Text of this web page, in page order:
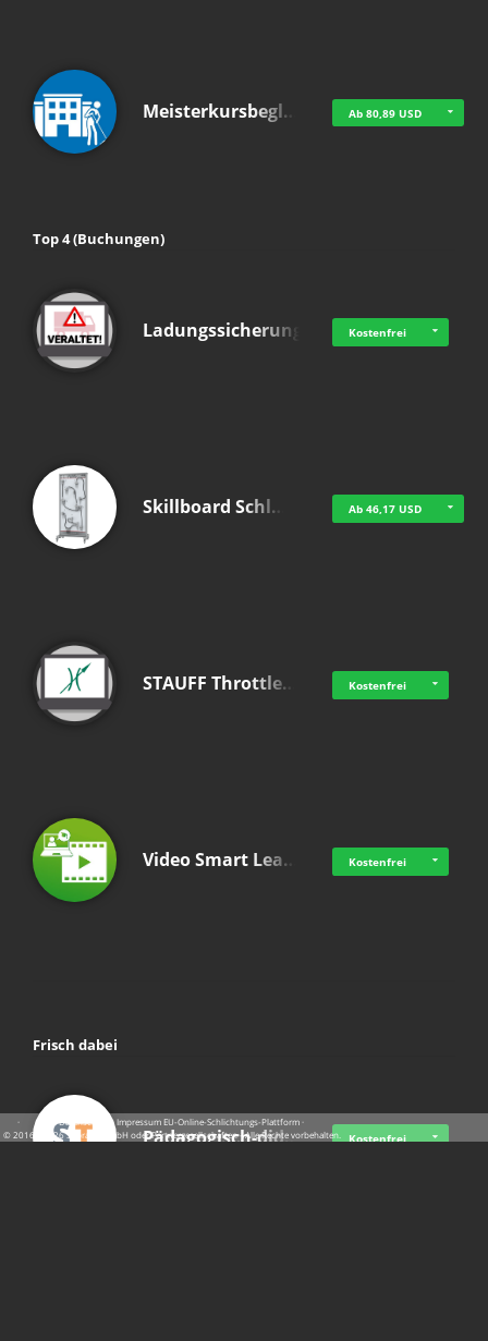
Meisterkursbegl… Ab 80,89 USD
Top 4 (Buchungen)
Ladungssicherung Kostenfrei
Skillboard Schl… Ab 46,17 USD
STAUFF Throttle… Kostenfrei
Video Smart Lea… Kostenfrei
Frisch dabei
Pädagogisch-did… Kostenfrei
· · ·Datenschutz ·Impressum EU-Online-Schlichtungs-Plattform·
© 2016 - 2026 SupraTix GmbH oder Partnergesellschaften - Alle Rechte vorbehalten.